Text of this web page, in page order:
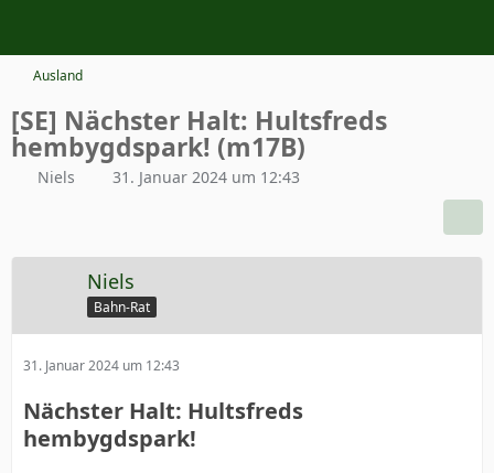
Ausland
[SE] Nächster Halt: Hultsfreds
hembygdspark! (m17B)
Niels 31. Januar 2024 um 12:43
Niels
Bahn-Rat
31. Januar 2024 um 12:43
Nächster Halt: Hultsfreds
hembygdspark!